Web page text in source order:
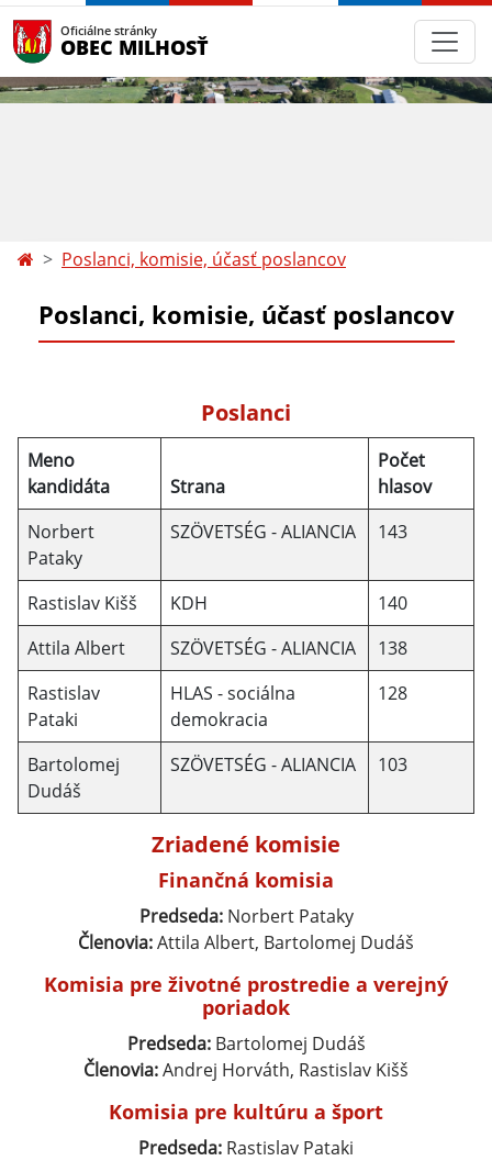
Oficiálne stránky
OBEC MILHOSŤ
Poslanci, komisie, účasť poslancov
Poslanci, komisie, účasť poslancov
Poslanci
Meno
kandidáta
Strana
Počet
hlasov
Norbert
Pataky
SZÖVETSÉG - ALIANCIA 143
Rastislav Kišš KDH
140
Attila Albert
SZÖVETSÉG - ALIANCIA
138
Rastislav
Pataki
HLAS - sociálna
demokracia
128
Bartolomej
Dudáš
SZÖVETSÉG - ALIANCIA 103
Zriadené komisie
Finančná komisia
Predseda: Norbert Pataky
Členovia:Attila Albert, Bartolomej Dudáš
Komisia pre životné prostredie a verejný
poriadok
Predseda: Bartolomej Dudáš
Členovia:Andrej Horváth, Rastislav Kišš
Komisia pre kultúru a šport
Predseda: Rastislav Pataki